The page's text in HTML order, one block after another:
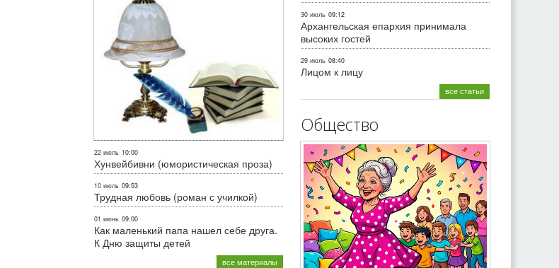
22 июль 10:00
Хунвейбивни (юмористическая проза)
10 июль 09:53
Трудная любовь (роман с училкой)
01 июнь 09:00
Как маленький папа нашел себе друга.
К Дню защиты детей
все материалы
30 июль 09:12
Архангельская епархия принимала
высоких гостей
29 июль 08:40
Лицом к лицу
все статьи
Общество